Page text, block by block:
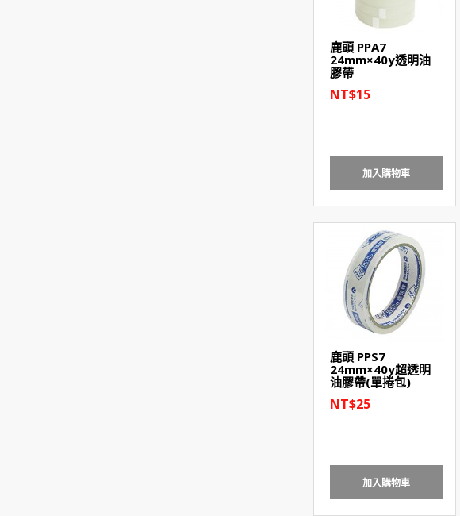
鹿頭 PPA7
24mm×40y透明油
膠帶
NT$15
加入購物車
鹿頭 PPS7
24mm×40y超透明
油膠帶(單捲包)
NT$25
加入購物車